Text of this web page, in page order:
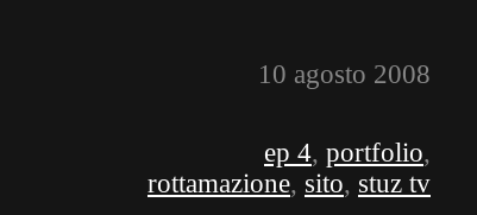
10 agosto 2008
ep 4, portfolio,
rottamazione, sito, stuz tv